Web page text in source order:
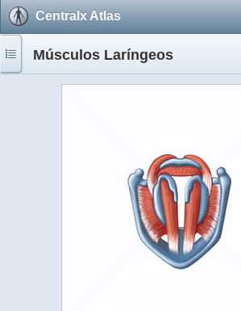
Centralx Atlas
Músculos Laríngeos